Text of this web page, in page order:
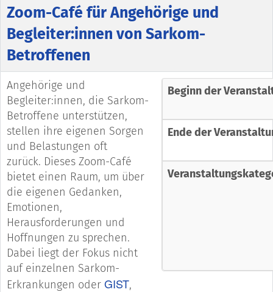
Zoom-Café für Angehörige und
Begleiter:innen von Sarkom-
Betroffenen
Angehörige und
Begleiter:innen, die Sarkom-
Betroffene unter­stützen,
stellen ihre eigenen Sorgen
und Belas­tungen oft
zurück. Dieses Zoom-Café
bietet einen Raum, um über
die eigenen Gedanken,
Emotionen,
Herausforderungen und
Hoffnungen zu sprechen.
Dabei liegt der Fokus nicht
auf einzelnen Sarkom-
Erkrankungen oder GIST,
Beginn der
Ende der